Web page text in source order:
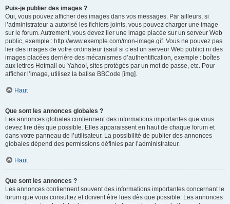
Puis-je publier des images ?
Oui, vous pouvez afficher des images dans vos messages. Par ailleurs, si
l’administrateur a autorisé les fichiers joints, vous pouvez charger une image
sur le forum. Autrement, vous devez lier une image placée sur un serveur Web
public, exemple : http://www.exemple.com/mon-image.gif. Vous ne pouvez pas
lier des images de votre ordinateur (sauf si c’est un serveur Web public) ni des
images placées derrière des mécanismes d’authentification, exemple : boîtes
aux lettres Hotmail ou Yahoo!, sites protégés par un mot de passe, etc. Pour
afficher l’image, utilisez la balise BBCode [img].
Haut
Que sont les annonces globales ?
Les annonces globales contiennent des informations importantes que vous
devez lire dès que possible. Elles apparaissent en haut de chaque forum et
dans votre panneau de l’utilisateur. La possibilité de publier des annonces
globales dépend des permissions définies par l’administrateur.
Haut
Que sont les annonces ?
Les annonces contiennent souvent des informations importantes concernant le
forum que vous consultez et doivent être lues dès que possible. Les annonces